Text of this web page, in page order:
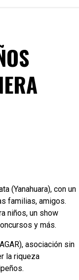
(Yanahuara), con un
familias, amigos.
niños, un show
y más.
asociación sin
la riqueza